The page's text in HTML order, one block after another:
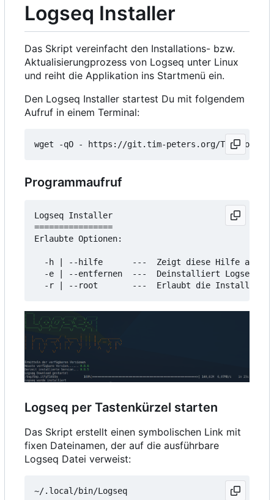
Logseq Installer
Das Skript vereinfacht den Installations- bzw.
Aktualisierungprozess von Logseq unter Linux
und reiht die Applikation ins Startmenü ein.
Den Logseq Installer startest Du mit folgendem
Aufruf in einem Terminal:
wget -qO - https://git.tim-peters.org/Tim/
Programmaufruf
Logseq Installer
================
Erlaubte Optionen:
  -h | --hilfe      ---  Zeigt diese Hilfe an
  -e | --entfernen  ---  Deinstalliert Logseq
Logseq per Tastenkürzel starten
Das Skript erstellt einen symbolischen Link mit
fixen Dateinamen, der auf die ausführbare
Logseq Datei verweist: